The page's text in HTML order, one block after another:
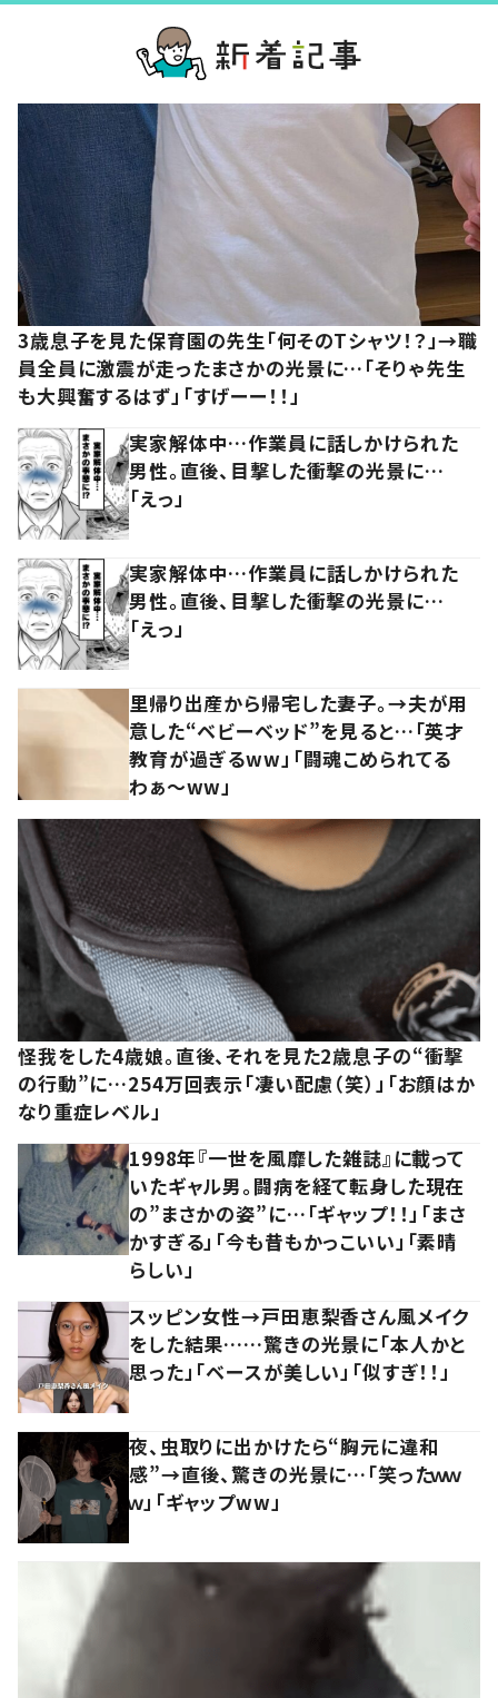
3歳息子を見た保育園の先生「何そのTシャツ！？」→職
員全員に激震が走ったまさかの光景に…「そりゃ先生
も大興奮するはず」「すげーー！！」
実家解体中…作業員に話しかけられた
男性。直後、目撃した衝撃の光景に…
「えっ」
実家解体中…作業員に話しかけられた
男性。直後、目撃した衝撃の光景に…
「えっ」
里帰り出産から帰宅した妻子。→夫が用
意した“ベビーベッド”を見ると…「英才
教育が過ぎるww」「闘魂こめられてる
わぁ～ww」
怪我をした4歳娘。直後、それを見た2歳息子の“衝撃
の行動”に…254万回表示「凄い配慮（笑）」「お顔はか
なり重症レベル」
1998年『一世を風靡した雑誌』に載って
いたギャル男。闘病を経て転身した現在
の”まさかの姿”に…「ギャップ！！」「まさ
かすぎる」「今も昔もかっこいい」「素晴
らしい」
スッピン女性→戸田恵梨香さん風メイク
をした結果……驚きの光景に「本人かと
思った」「ベースが美しい」「似すぎ！！」
夜、虫取りに出かけたら“胸元に違和
感”→直後、驚きの光景に…「笑ったｗｗ
ｗ」「ギャップww」